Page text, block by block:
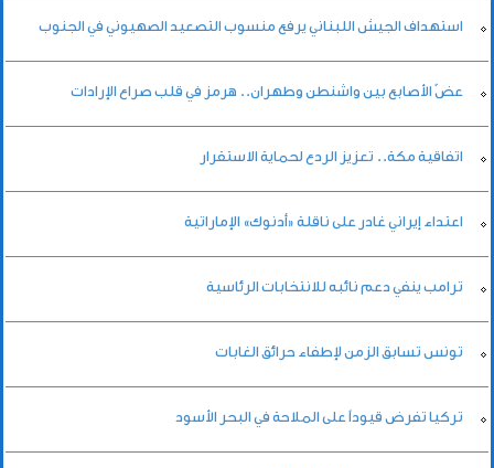
استهداف الجيش اللبناني يرفع منسوب التصعيد الصهيوني في الجنوب
عضّ الأصابع بين واشنطن وطهران.. هرمز في قلب صراع الإرادات
اتفاقية مكة.. تعزيز الردع لحماية الاستقرار
اعتداء إيراني غادر على ناقلة «أدنوك» الإماراتية
ترامب ينفي دعم نائبه للانتخابات الرئاسية
تونس تسابق الزمن لإطفاء حرائق الغابات
تركيا تفرض قيوداً على الملاحة في البحر الأسود